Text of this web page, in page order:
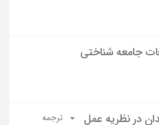
جامعه شناختی
در نظریه عمل
ترجمه